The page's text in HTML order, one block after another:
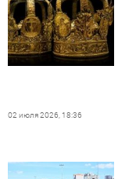
02 июля 2026, 18:36